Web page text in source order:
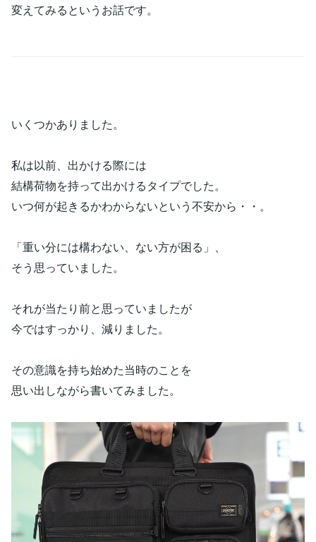
変えてみるというお話です。
いくつかありました。
私は以前、出かける際には
結構荷物を持って出かけるタイプでした。
いつ何が起きるかわからないという不安から・・。
「重い分には構わない、ない方が困る」、
そう思っていました。
それが当たり前と思っていましたが
今ではすっかり、減りました。
その意識を持ち始めた当時のことを
思い出しながら書いてみました。